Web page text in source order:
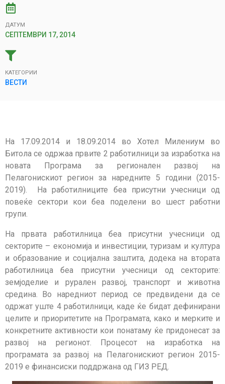
ДАТУМ
СЕПТЕМВРИ 17, 2014
КАТЕГОРИИ
ВЕСТИ
На 17.09.2014 и 18.09.2014 во Хотел Милениум во
Битола се одржаа првите 2 работилници за изработка на
новата Програма за регионален развој на
Пелагонискиот регион за наредните 5 години (2015-
2019). На работилниците беа присутни учесници од
повеќе сектори кои беа поделени во шест работни
групи.
На првата работилница беа присутни учесници од
секторите – економија и инвестиции, туризам и култура
и образование и социјална заштита, додека на втората
работилница беа присутни учесници од секторите:
земјоделие и рурален развој, транспорт и животна
средина. Во наредниот период се предвидени да се
одржат уште 4 работилници, каде ќе бидат дефинирани
целите и приоритетите на Програмата, како и мерките и
конкретните активности кои понатаму ќе придонесат за
развој на регионот. Процесот на изработка на
програмата за развој на Пелагонискиот регион 2015-
2019 е финансиски поддржана од ГИЗ РЕД.